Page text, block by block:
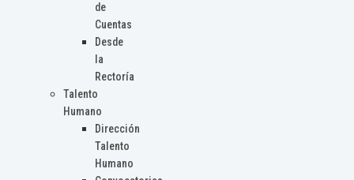
de
Cuentas
Desde
la
Rectoría
Talento
Humano
Dirección
Talento
Humano